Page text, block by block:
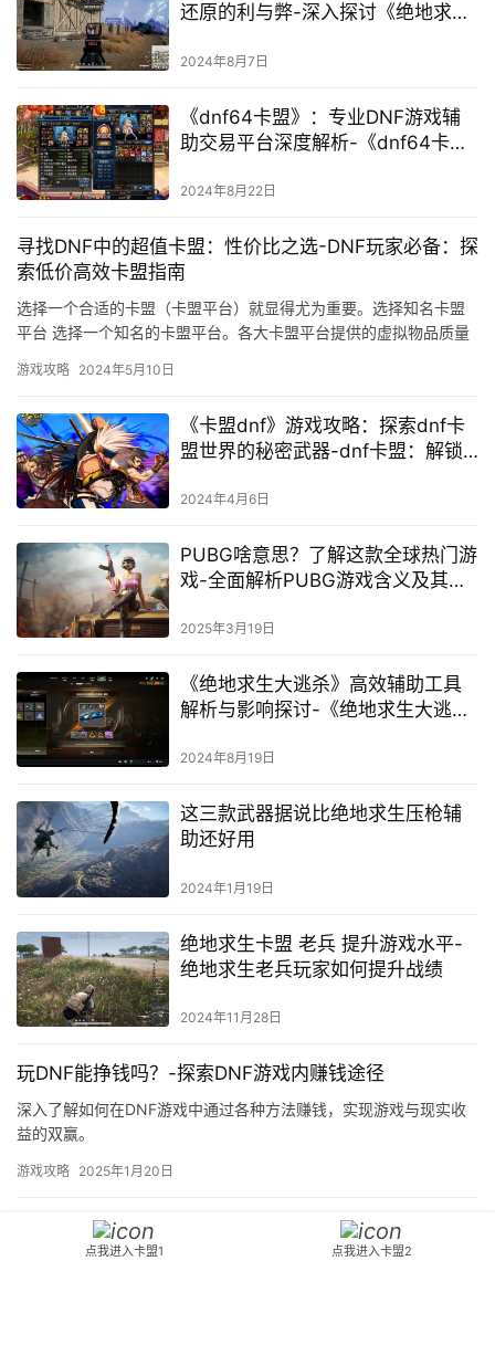
还原的利与弊-深入探讨《绝地求
响
2024年8月7日
《dnf64卡盟》：专业DNF游戏辅
助交易平台深度解析-《dnf64卡
购买策略
2024年8月22日
寻找DNF中的超值卡盟：性价比之选-DNF玩家必备：探
索低价高效卡盟指南
选择一个合适的卡盟（卡盟平台）就显得尤为重要。选择知名卡盟
平台 选择一个知名的卡盟平台。各大卡盟平台提供的虚拟物品质量
游戏攻略 2024年5月10日
《卡盟dnf》游戏攻略：探索dnf卡
盟世界的秘密武器-dnf卡盟：解锁
2024年4月6日
PUBG啥意思？了解这款全球热门游
戏-全面解析PUBG游戏含义及其火
2025年3月19日
《绝地求生大逃杀》高效辅助工具
解析与影响探讨-《绝地求生大逃
分析
2024年8月19日
这三款武器据说比绝地求生压枪辅
助还好用
2024年1月19日
绝地求生卡盟 老兵 提升游戏水平-
绝地求生老兵玩家如何提升战绩
2024年11月28日
玩DNF能挣钱吗？-探索DNF游戏内赚钱途径
深入了解如何在DNF游戏中通过各种方法赚钱，实现游戏与现实收
益的双赢。
游戏攻略 2025年1月20日
探索最新DNF辅助工具：性能提升
与安全性的边界-DNF玩家必备：最
点我进入卡盟1 点我进入卡盟2